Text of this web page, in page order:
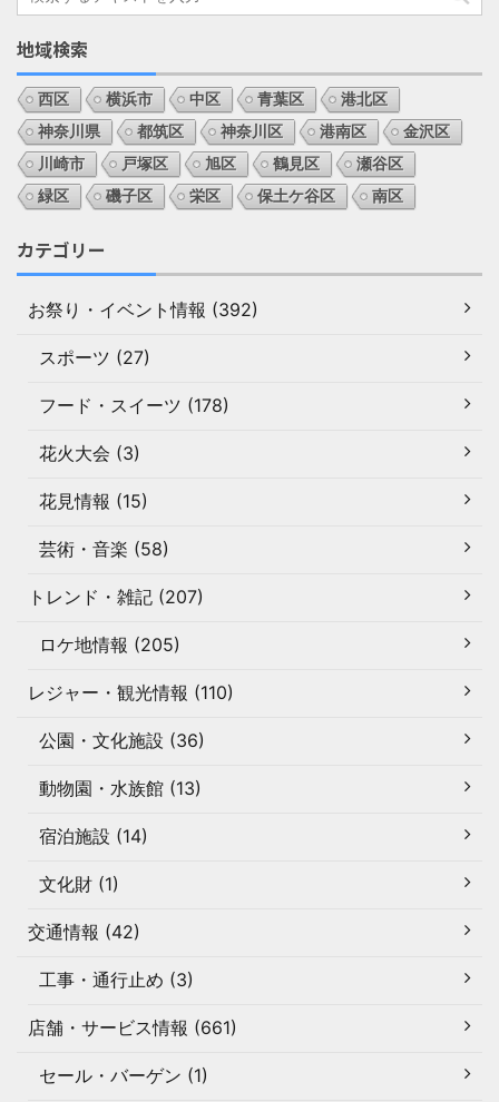
地域検索
西区 横浜市 中区 青葉区
港北区
神奈川県
都筑区 神奈川区 港南区
金沢区
川崎市
戸塚区 旭区 鶴見区
瀬谷区
緑区
磯子区 栄区 保土ケ谷区 南区
カテゴリー
お祭り・イベント情報 (392)
スポーツ (27)
フード・スイーツ (178)
花火大会 (3)
花見情報 (15)
芸術・音楽 (58)
トレンド・雑記 (207)
ロケ地情報 (205)
レジャー・観光情報 (110)
公園・文化施設 (36)
動物園・水族館 (13)
宿泊施設 (14)
文化財 (1)
交通情報 (42)
工事・通行止め (3)
店舗・サービス情報 (661)
セール・バーゲン (1)